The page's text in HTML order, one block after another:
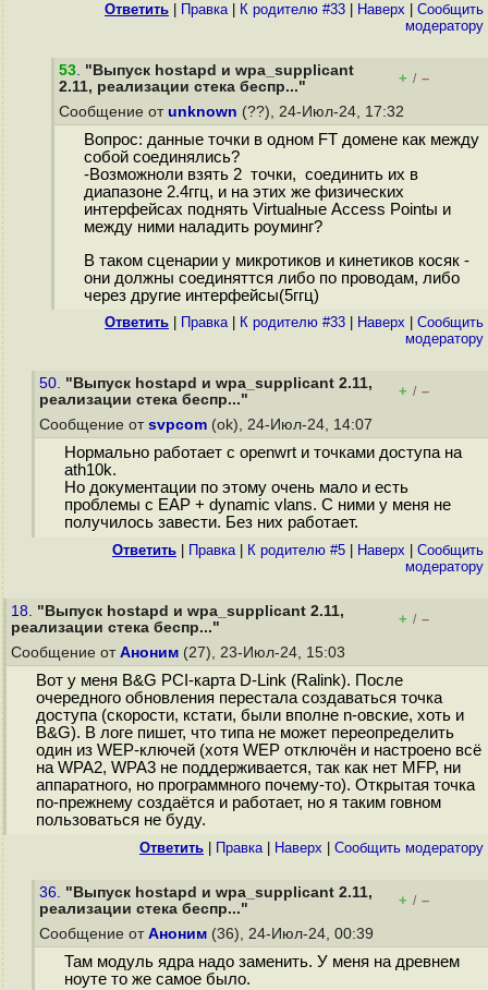
Ответить Правка| К родителю #33 Наверх
Cообщить
модератору
53. "Выпуск hostapd и wpa_supplicant
2.11, реализации стека беспр..."
+ / –
Сообщение от unknown (??), 24-Июл-24, 17:32
Вопрос: данные точки в одном FT домене как между
собой соединялись?
-Возможноли взять 2 точки, соединить их в
диапазоне 2.4ггц, и на этих же физических
интерфейсах поднять Virtualные Access Pointы и
между ними наладить роуминг?
В таком сценарии у микротиков и кинетиков косяк -
они должны соединяттся либо по проводам, либо
через другие интерфейсы(5ггц)
Ответить Правка| К родителю #33 Наверх
Cообщить
модератору
50. "Выпуск hostapd и wpa_supplicant 2.11,
реализации стека беспр..."
+ / –
Сообщение от svpcom (ok), 24-Июл-24, 14:07
Нормально работает с openwrt и точками доступа на
ath10k.
Но документации по этому очень мало и есть
проблемы с EAP + dynamic vlans. С ними у меня не
получилось завести. Без них работает.
Ответить Правка| К родителю #5 Наверх
Cообщить
модератору
18. "Выпуск hostapd и wpa_supplicant 2.11,
реализации стека беспр..."
+ / –
Сообщение от Аноним (27), 23-Июл-24, 15:03
Вот у меня B&G PCI-карта D-Link (Ralink). После
очередного обновления перестала создаваться точка
доступа (скорости, кстати, были вполне n-овские, хоть и
B&G). В логе пишет, что типа не может переопределить
один из WEP-ключей (хотя WEP отключён и настроено всё
на WPA2, WPA3 не поддерживается, так как нет MFP, ни
аппаратного, но программного почему-то). Открытая точка
по-прежнему создаётся и работает, но я таким говном
пользоваться не буду.
Ответить Правка| Наверх Cообщить модератору
36. "Выпуск hostapd и wpa_supplicant 2.11,
реализации стека беспр..."
+ / –
Сообщение от Аноним (36), 24-Июл-24, 00:39
Там модуль ядра надо заменить. У меня на древнем
ноуте то же самое было.